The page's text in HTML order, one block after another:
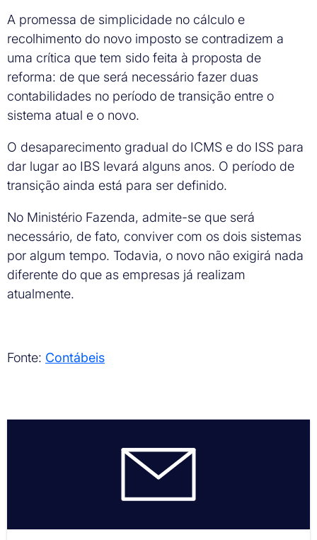
A promessa de simplicidade no cálculo e
recolhimento do novo imposto se contradizem a
uma crítica que tem sido feita à proposta de
reforma: de que será necessário fazer duas
contabilidades no período de transição entre o
sistema atual e o novo.
O desaparecimento gradual do ICMS e do ISS para
dar lugar ao IBS levará alguns anos. O período de
transição ainda está para ser definido.
No Ministério Fazenda, admite-se que será
necessário, de fato, conviver com os dois sistemas
por algum tempo. Todavia, o novo não exigirá nada
diferente do que as empresas já realizam
atualmente.
Fonte: Contábeis